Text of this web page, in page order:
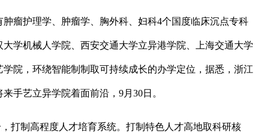
瘤护理学、肿瘤学、胸外科、妇科4个国度临床沉点专科
学机械人学院、西安交通大学立异港学院、上海交通大学
院，环绕智能制制取可持续成长的办学定位，据悉，浙江
手艺立异学院着面前沿，9月30日。
打制高程度人才培育系统。打制特色人才高地取科研核